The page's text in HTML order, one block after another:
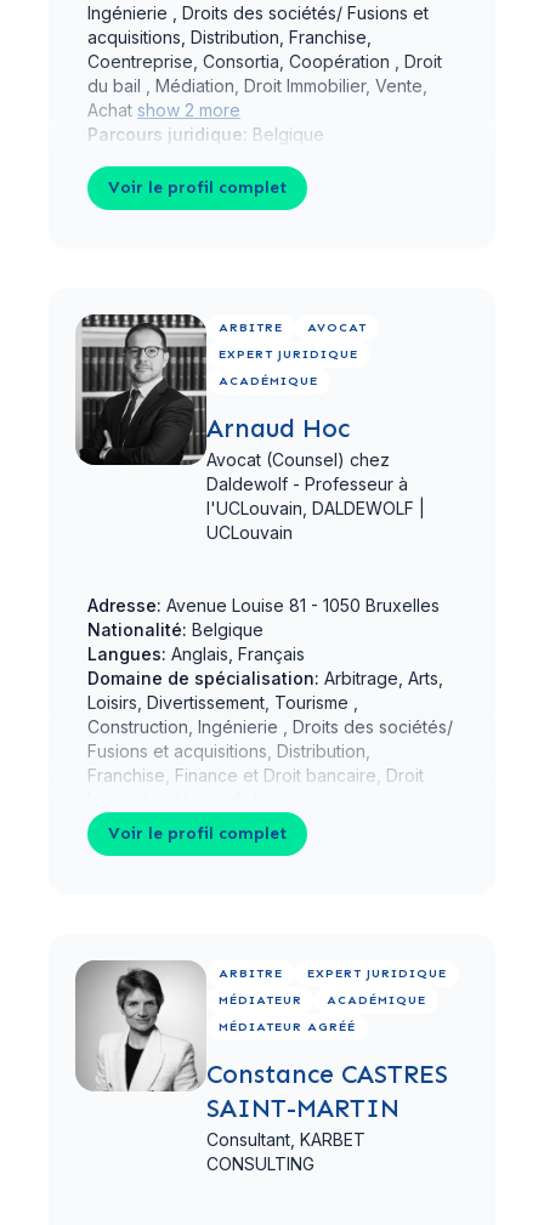
Ingénierie , Droits des sociétés/ Fusions et
acquisitions, Distribution, Franchise,
Coentreprise, Consortia, Coopération , Droit
du bail , Médiation, Droit Immobilier, Vente,
Achat show 2 more
Parcours juridique: Belgique
Voir le profil complet
ARBITRE
AVOCAT
EXPERT JURIDIQUE
ACADÉMIQUE
Arnaud Hoc
Avocat (Counsel) chez
Daldewolf - Professeur à
l'UCLouvain, DALDEWOLF |
UCLouvain
Adresse: Avenue Louise 81 - 1050 Bruxelles
Nationalité: Belgique
Langues: Anglais, Français
Domaine de spécialisation: Arbitrage, Arts,
Loisirs, Divertissement, Tourisme ,
Construction, Ingénierie , Droits des sociétés/
Fusions et acquisitions, Distribution,
Franchise, Finance et Droit bancaire, Droit
Parcours juridique:
Belgique, France
Voir le profil complet
ARBITRE
EXPERT JURIDIQUE
MÉDIATEUR
ACADÉMIQUE
MÉDIATEUR AGRÉÉ
Constance CASTRES
SAINT-MARTIN
Consultant, KARBET
CONSULTING